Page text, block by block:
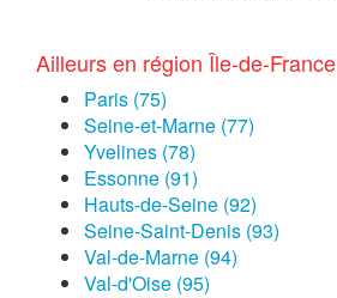
Ailleurs en région Île-de-France
Paris (75)
Seine-et-Marne (77)
Yvelines (78)
Essonne (91)
Hauts-de-Seine (92)
Seine-Saint-Denis (93)
Val-de-Marne (94)
Val-d'Oise (95)